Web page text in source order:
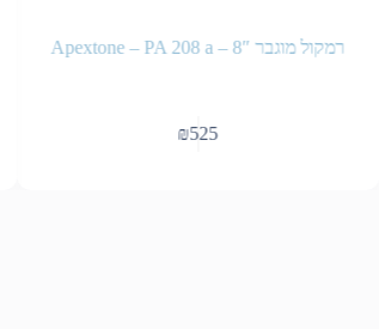
רמקול מוגבר 8″ – Apextone – PA 208 a